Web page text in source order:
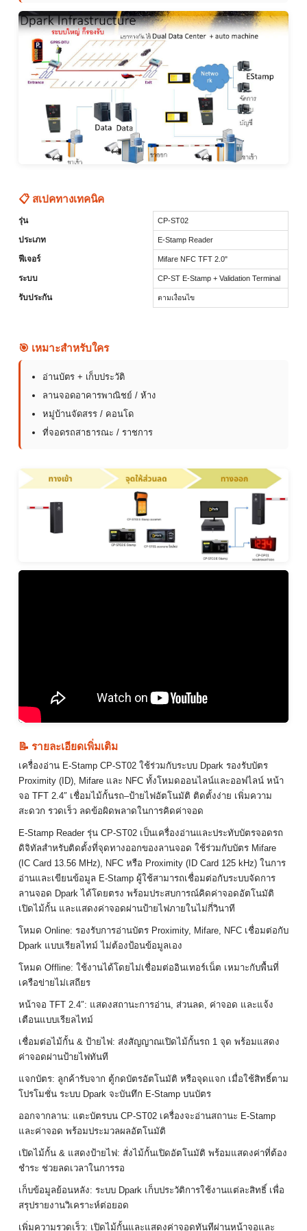
📋 สเปคทางเทคนิค
รุ่น CP-ST02
ประเภท E-Stamp Reader
ฟีเจอร์ Mifare NFC TFT 2.0"
ระบบ CP-ST E-Stamp + Validation Terminal
รับประกัน ตามเงื่อนไข
🎯 เหมาะสำหรับใคร
อ่านบัตร + เก็บประวัติ
ลานจอดอาคารพาณิชย์ / ห้าง
หมู่บ้านจัดสรร / คอนโด
ที่จอดรถสาธารณะ / ราชการ
📝 รายละเอียดเพิ่มเติม
เครื่องอ่าน E‑Stamp CP‑ST02 ใช้ร่วมกับระบบ Dpark รองรับบัตร
Proximity (ID), Mifare และ NFC ทั้งโหมดออนไลน์และออฟไลน์ หน้า
จอ TFT 2.4″ เชื่อมไม้กั้นรถ–ป้ายไฟอัตโนมัติ ติดตั้งง่าย เพิ่มความ
สะดวก รวดเร็ว ลดข้อผิดพลาดในการคิดค่าจอด
E‑Stamp Reader รุ่น CP‑ST02 เป็นเครื่องอ่านและประทับบัตรจอดรถ
ดิจิทัลสำหรับติดตั้งที่จุดทางออกของลานจอด ใช้ร่วมกับบัตร Mifare
(IC Card 13.56 MHz), NFC หรือ Proximity (ID Card 125 kHz) ในการ
อ่านและเขียนข้อมูล E‑Stamp ผู้ใช้สามารถเชื่อมต่อกับระบบจัดการ
ลานจอด Dpark ได้โดยตรง พร้อมประสบการณ์คิดค่าจอดอัตโนมัติ
เปิดไม้กั้น และแสดงค่าจอดผ่านป้ายไฟภายในไม่กี่วินาที
โหมด Online: รองรับการอ่านบัตร Proximity, Mifare, NFC เชื่อมต่อกับ
Dpark แบบเรียลไทม์ ไม่ต้องป้อนข้อมูลเอง
โหมด Offline: ใช้งานได้โดยไม่เชื่อมต่ออินเทอร์เน็ต เหมาะกับพื้นที่
เครือข่ายไม่เสถียร
หน้าจอ TFT 2.4″: แสดงสถานะการอ่าน, ส่วนลด, ค่าจอด และแจ้ง
เตือนแบบเรียลไทม์
เชื่อมต่อไม้กั้น & ป้ายไฟ: ส่งสัญญาณเปิดไม้กั้นรถ 1 จุด พร้อมแสดง
ค่าจอดผ่านป้ายไฟทันที
แจกบัตร: ลูกค้ารับจาก ตู้กดบัตรอัตโนมัติ หรือจุดแจก เมื่อใช้สิทธิ์ตาม
โปรโมชั่น ระบบ Dpark จะบันทึก E‑Stamp บนบัตร
ออกจากลาน: แตะบัตรบน CP‑ST02 เครื่องจะอ่านสถานะ E‑Stamp
และค่าจอด พร้อมประมวลผลอัตโนมัติ
เปิดไม้กั้น & แสดงป้ายไฟ: สั่งไม้กั้นเปิดอัตโนมัติ พร้อมแสดงค่าที่ต้อง
ชำระ ช่วยลดเวลาในการรอ
เก็บข้อมูลย้อนหลัง: ระบบ Dpark เก็บประวัติการใช้งานแต่ละสิทธิ์ เพื่อ
สรุปรายงานวิเคราะห์ต่อยอด
เพิ่มความรวดเร็ว: เปิดไม้กั้นและแสดงค่าจอดทันทีผ่านหน้าจอและ